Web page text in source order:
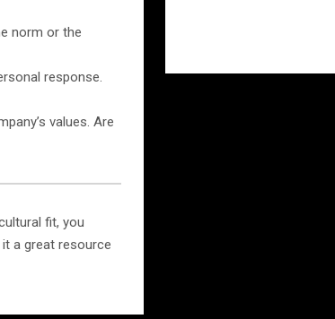
norm or the
response.
values. Are
fit, you
it a great resource